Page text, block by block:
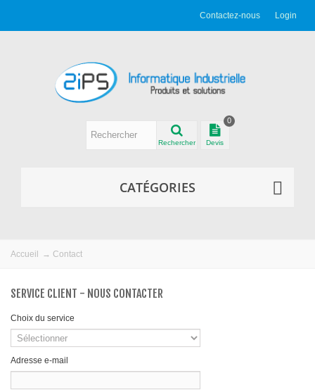
Login
Contactez-nous
Rechercher Devis
0
CATÉGORIES
Accueil → Contact
SERVICE CLIENT - NOUS CONTACTER
Choix du service
Adresse e-mail